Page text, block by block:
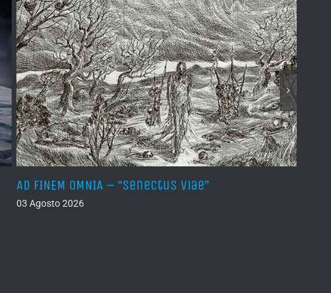
AD FINEM OMNIA – “Senectus Viae”
03 Agosto 2026